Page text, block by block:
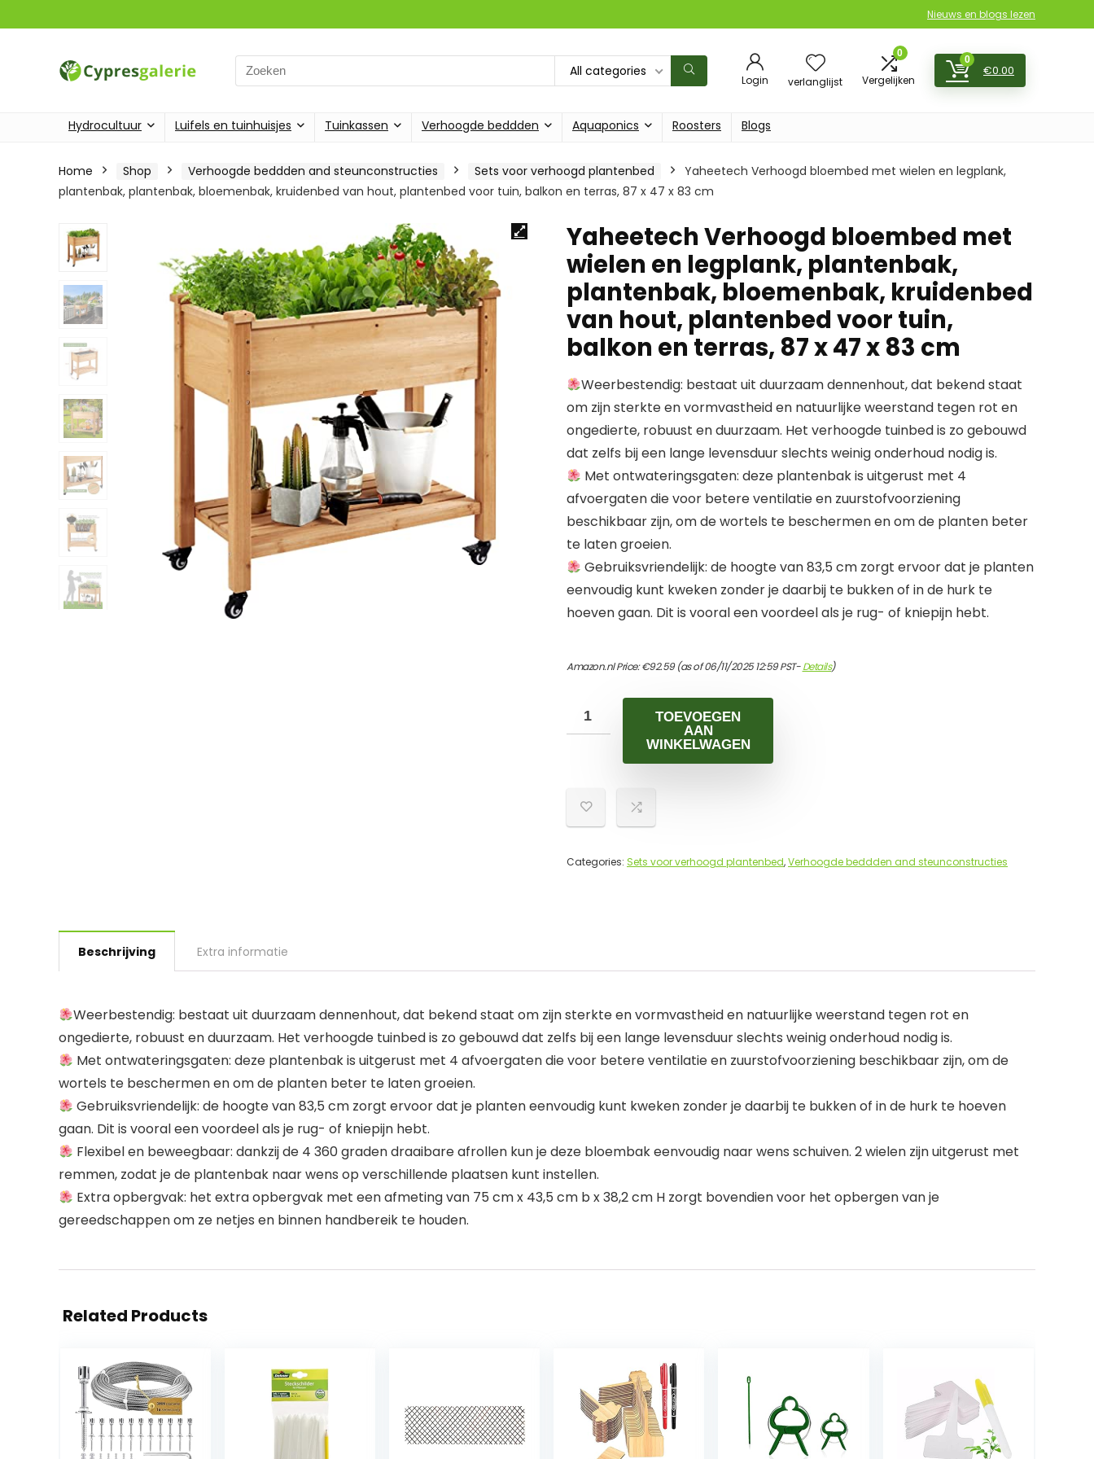
Nieuws en blogs lezen
Search
for:
All categories
Login verlanglijst
0
Vergelijken
0
€0.00
Hydrocultuur Luifels en tuinhuisjes Tuinkassen Verhoogde beddden Aquaponics Roosters Blogs
Home Shop Verhoogde beddden and steunconstructies Sets voor verhoogd plantenbed
Yaheetech Verhoogd bloembed met wielen en legplank,
plantenbak, plantenbak, bloemenbak, kruidenbed van hout, plantenbed voor tuin, balkon en terras, 87 x 47 x 83 cm
Yaheetech Verhoogd bloembed met
wielen en legplank, plantenbak,
plantenbak, bloemenbak, kruidenbed
van hout, plantenbed voor tuin,
balkon en terras, 87 x 47 x 83 cm
Weerbestendig: bestaat uit duurzaam dennenhout, dat bekend staat
om zijn sterkte en vormvastheid en natuurlijke weerstand tegen rot en
ongedierte, robuust en duurzaam. Het verhoogde tuinbed is zo gebouwd
dat zelfs bij een lange levensduur slechts weinig onderhoud nodig is.
Met ontwateringsgaten: deze plantenbak is uitgerust met 4
afvoergaten die voor betere ventilatie en zuurstofvoorziening
beschikbaar zijn, om de wortels te beschermen en om de planten beter
te laten groeien.
Gebruiksvriendelijk: de hoogte van 83,5 cm zorgt ervoor dat je planten
eenvoudig kunt kweken zonder je daarbij te bukken of in de hurk te
hoeven gaan. Dit is vooral een voordeel als je rug- of kniepijn hebt.
Amazon.nl Price:€92.59(as of 06/11/2025 12:59 PST-Details)
TOEVOEGEN
AAN
WINKELWAGEN
Categories: Sets voor verhoogd plantenbed,Verhoogde beddden and steunconstructies
Beschrijving Extra informatie
Weerbestendig: bestaat uit duurzaam dennenhout, dat bekend staat om zijn sterkte en vormvastheid en natuurlijke weerstand tegen rot en
ongedierte, robuust en duurzaam. Het verhoogde tuinbed is zo gebouwd dat zelfs bij een lange levensduur slechts weinig onderhoud nodig is.
Met ontwateringsgaten: deze plantenbak is uitgerust met 4 afvoergaten die voor betere ventilatie en zuurstofvoorziening beschikbaar zijn, om de
wortels te beschermen en om de planten beter te laten groeien.
Gebruiksvriendelijk: de hoogte van 83,5 cm zorgt ervoor dat je planten eenvoudig kunt kweken zonder je daarbij te bukken of in de hurk te hoeven
gaan. Dit is vooral een voordeel als je rug- of kniepijn hebt.
Flexibel en beweegbaar: dankzij de 4 360 graden draaibare afrollen kun je deze bloembak eenvoudig naar wens schuiven. 2 wielen zijn uitgerust met
remmen, zodat je de plantenbak naar wens op verschillende plaatsen kunt instellen.
Extra opbergvak: het extra opbergvak met een afmeting van 75 cm x 43,5 cm b x 38,2 cm H zorgt bovendien voor het opbergen van je
gereedschappen om ze netjes en binnen handbereik te houden.
Related Products